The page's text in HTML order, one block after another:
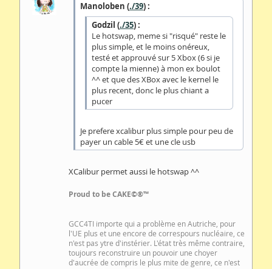
Manoloben (./39) :
Godzil (./35) :
Le hotswap, meme si "risqué" reste le
plus simple, et le moins onéreux,
testé et approuvé sur 5 Xbox (6 si je
compte la mienne) à mon ex boulot
^^ et que des XBox avec le kernel le
plus recent, donc le plus chiant a
pucer
Je prefere xcalibur plus simple pour peu de
payer un cable 5€ et une cle usb
XCalibur permet aussi le hotswap ^^
Proud to be CAKE©®™
GCC4TI importe qui a problème en Autriche, pour
l'UE plus et une encore de correspours nucléaire, ce
n'est pas ytre d'instérier. L'état très même contraire,
toujours reconstruire un pouvoir une choyer
d'aucrée de compris le plus mite de genre, ce n'est